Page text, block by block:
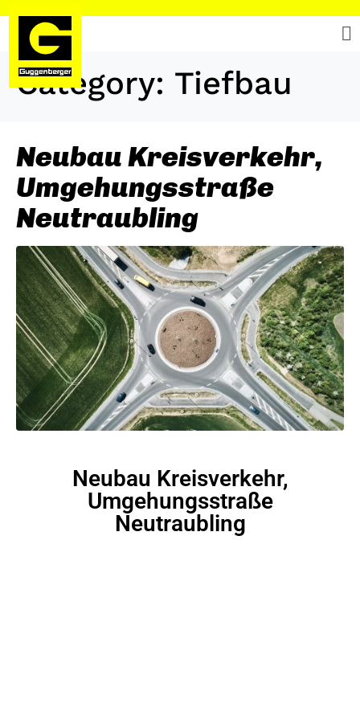
Category: Tiefbau
Neubau Kreisverkehr,
Umgehungsstraße
Neutraubling
Neubau Kreisverkehr,
Umgehungsstraße
Neutraubling